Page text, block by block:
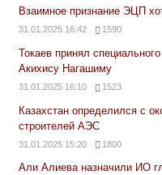
Взаимное признание ЭЦП
31.01.2025 16:42 1590
Токаев принял
Акихису Нагашиму
31.01.2025 16:10 1523
Казахстан определился с
строителей АЭС
31.01.2025 15:20 1800
Али Алиева назначили ИО